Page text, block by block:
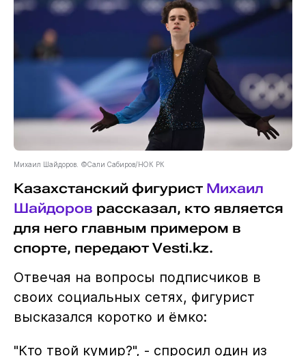
Михаил Шайдоров. ©Сали Сабиров/НОК РК
Казахстанский фигурист Михаил
Шайдоров рассказал, кто является
для него главным примером в
спорте, передают Vesti.kz.
Отвечая на вопросы подписчиков в
своих социальных сетях, фигурист
высказался коротко и ёмко:
"Кто твой кумир?", - спросил один из